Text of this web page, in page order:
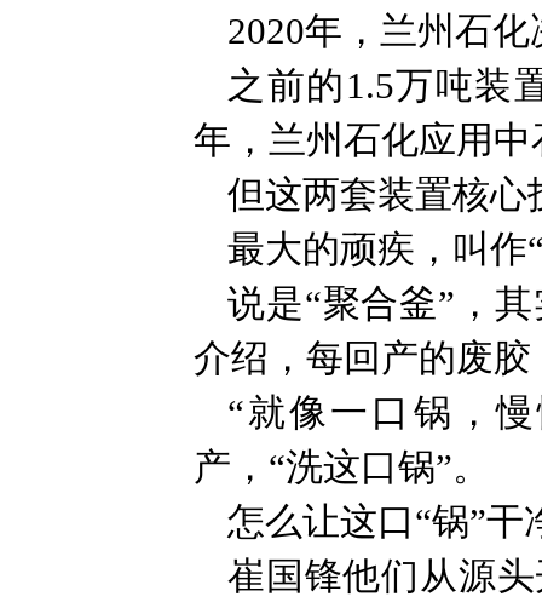
2020年，兰州石
之前的1.5万吨装
年，兰州石化应用
但这两套装置核心
最大的顽疾，叫作
说是“聚合釜”，
介绍，每回产的废
“就像一口锅，
产，“洗这口锅”。
怎么让这口“锅”干
崔国锋他们从源